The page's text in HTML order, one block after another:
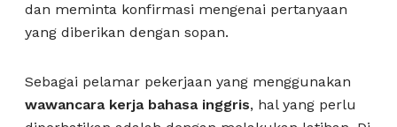
dan meminta konfirmasi mengenai pertanyaan
yang diberikan dengan sopan.
Sebagai pelamar pekerjaan yang menggunakan
wawancara kerja bahasa inggris, hal yang perlu